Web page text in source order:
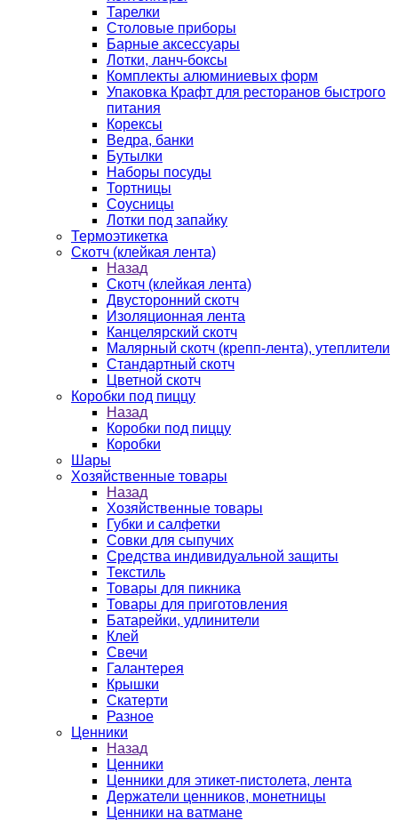
Тарелки
Столовые приборы
Барные аксессуары
Лотки, ланч-боксы
Комплекты алюминиевых форм
Упаковка Крафт для ресторанов быстрого
питания
Корексы
Ведра, банки
Бутылки
Наборы посуды
Тортницы
Соусницы
Лотки под запайку
Термоэтикетка
Скотч (клейкая лента)
Назад
Скотч (клейкая лента)
Двусторонний скотч
Изоляционная лента
Канцелярский скотч
Малярный скотч (крепп-лента), утеплители
Стандартный скотч
Цветной скотч
Коробки под пиццу
Назад
Коробки под пиццу
Коробки
Шары
Хозяйственные товары
Назад
Хозяйственные товары
Губки и салфетки
Совки для сыпучих
Средства индивидуальной защиты
Текстиль
Товары для пикника
Товары для приготовления
Батарейки, удлинители
Клей
Свечи
Галантерея
Крышки
Скатерти
Разное
Ценники
Назад
Ценники
Ценники для этикет-пистолета, лента
Держатели ценников, монетницы
Ценники на ватмане